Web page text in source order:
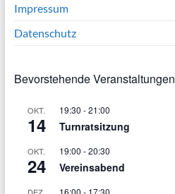
Impressum
Datenschutz
Bevorstehende Veranstaltungen
OKT.
14
19:30 -21:00
Turnratsitzung
OKT.
24
19:00 -20:30
Vereinsabend
16:00 - 17:30